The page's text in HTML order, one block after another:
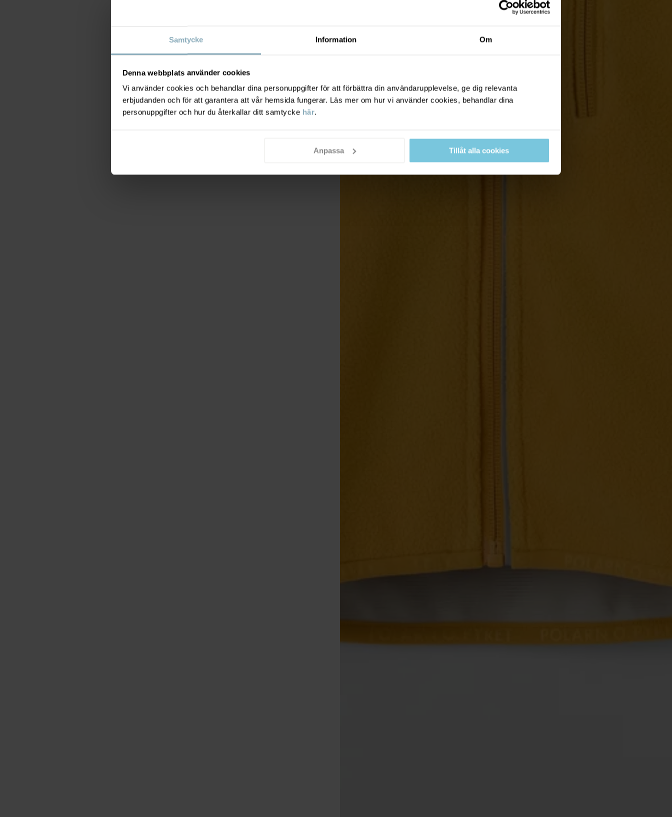
Samtycke Information Om
Denna webbplats använder cookies
Vi använder cookies och behandlar dina personuppgifter för att förbättra din användarupplevelse, ge dig relevanta
erbjudanden och för att garantera att vår hemsida fungerar. Läs mer om hur vi använder cookies, behandlar dina
personuppgifter och hur du återkallar ditt samtycke här.
Anpassa Tillåt alla cookies